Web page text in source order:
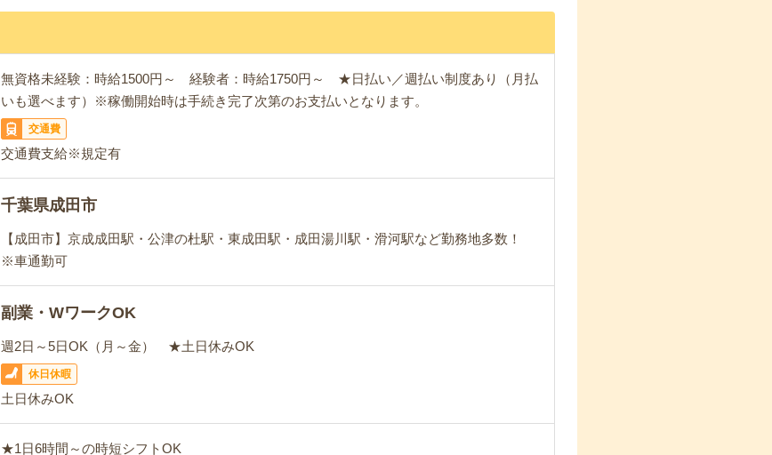
無資格未経験：時給1500円～ 経験者：時給1750円～ ★日払い／週払い制度あり（月払
いも選べます）※稼働開始時は手続き完了次第のお支払いとなります。
交通費
交通費支給※規定有
千葉県成田市
【成田市】京成成田駅・公津の杜駅・東成田駅・成田湯川駅・滑河駅など勤務地多数！
※車通勤可
副業・WワークOK
週2日～5日OK（月～金） ★土日休みOK
休日休暇
土日休みOK
★1日6時間～の時短シフトOK